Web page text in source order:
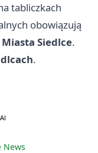
tabliczkach
obowiązują
Miasta Siedlce.
.
News